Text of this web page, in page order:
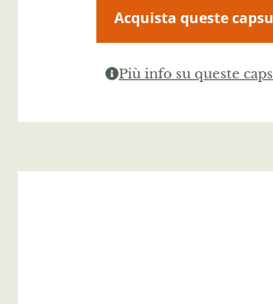
Acquista queste
Più info su queste